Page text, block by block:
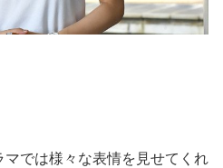
マでは様々な表情を見せてくれ